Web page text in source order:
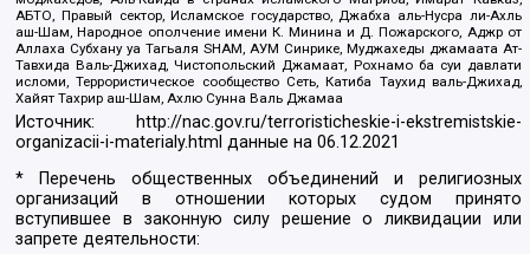
АБТО, Правый сектор, Исламское государство, Джабха аль-Нусра ли-Ахль
аш-Шам, Народное ополчение имени К. Минина и Д. Пожарского, Аджр от
Аллаха Субхану уа Тагьаля SHAM, АУМ Синрике, Муджахеды джамаата Ат-
Тавхида Валь-Джихад, Чистопольский Джамаат, Рохнамо ба суи давлати
исломи, Террористическое сообщество Сеть, Катиба Таухид валь-Джихад,
Хайят Тахрир аш-Шам, Ахлю Сунна Валь Джамаа
Источник:
http://nac.gov.ru/terroristicheskie-i-ekstremistskie-
organizacii-i-materialy.html данные на06.12.2021
* Перечень общественных объединений и религиозных
организаций в отношении которых судом принято
вступившее в законную силу решение о ликвидации или
запрете деятельности: